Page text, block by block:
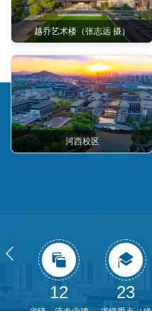
越乔艺术楼（张志远 摄）
河西校区
12 23